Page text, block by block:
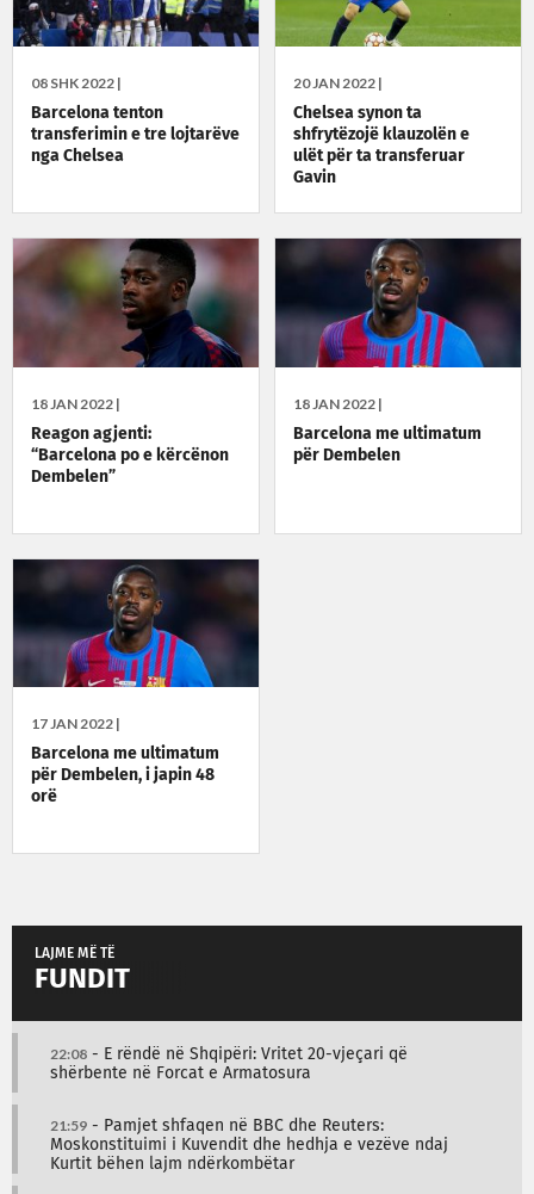
08 SHK 2022 |
Barcelona tenton
transferimin e tre lojtarëve
nga Chelsea
20 JAN 2022 |
Chelsea synon ta
shfrytëzojë klauzolën e
ulët për ta transferuar
Gavin
18 JAN 2022 |
Reagon agjenti:
“Barcelona po e kërcënon
Dembelen”
18 JAN 2022 |
Barcelona me ultimatum
për Dembelen
17 JAN 2022 |
Barcelona me ultimatum
për Dembelen, i japin 48
orë
LAJME MË TË
FUNDIT
22:08 - E rëndë në Shqipëri: Vritet 20-vjeçari që
shërbente në Forcat e Armatosura
21:59 - Pamjet shfaqen në BBC dhe Reuters:
Moskonstituimi i Kuvendit dhe hedhja e vezëve ndaj
Kurtit bëhen lajm ndërkombëtar